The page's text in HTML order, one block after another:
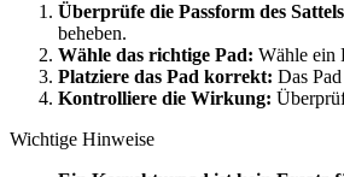
Überprüfe die Passform des
beheben.
Wähle das richtige Pad: Wähle ein
Platziere das Pad korrekt: Das
Kontrolliere die Wirkung:
Wichtige Hinweise